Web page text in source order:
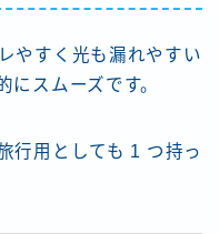
やすく光も漏れやすい
にスムーズです。
行用としても 1 つ持っ